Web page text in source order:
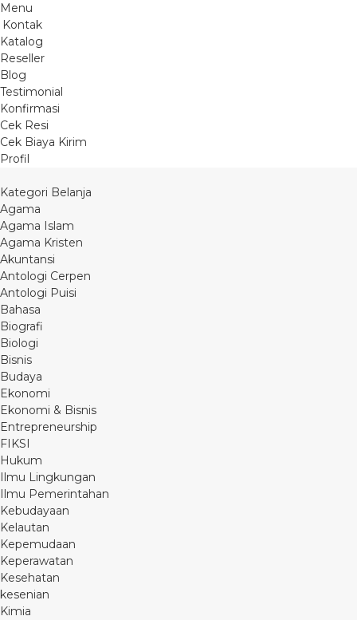
Menu
Kontak
Katalog
Reseller
Blog
Testimonial
Konfirmasi
Cek Resi
Cek Biaya Kirim
Profil
Kategori Belanja
Agama
Agama Islam
Agama Kristen
Akuntansi
Antologi Cerpen
Antologi Puisi
Bahasa
Biografi
Biologi
Bisnis
Budaya
Ekonomi
Ekonomi & Bisnis
Entrepreneurship
FIKSI
Hukum
Ilmu Lingkungan
Ilmu Pemerintahan
Kebudayaan
Kelautan
Kepemudaan
Keperawatan
Kesehatan
kesenian
Kimia